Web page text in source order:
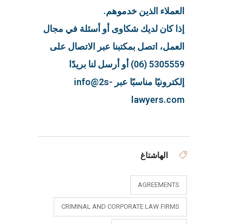
العملاء الذين خدموهم.
إذا كان لديك شكاوى أو أسئلة في مجال
العمل، اتصل بمكتبنا عبر الاتصال على
5305559 (06) أو أرسل لنا بريدًا
إلكترونيًا مناسبًا عبر info@2s-
lawyers.com
الهاشتاغ
AGREEMENTS
CRIMINAL AND CORPORATE LAW FIRMS